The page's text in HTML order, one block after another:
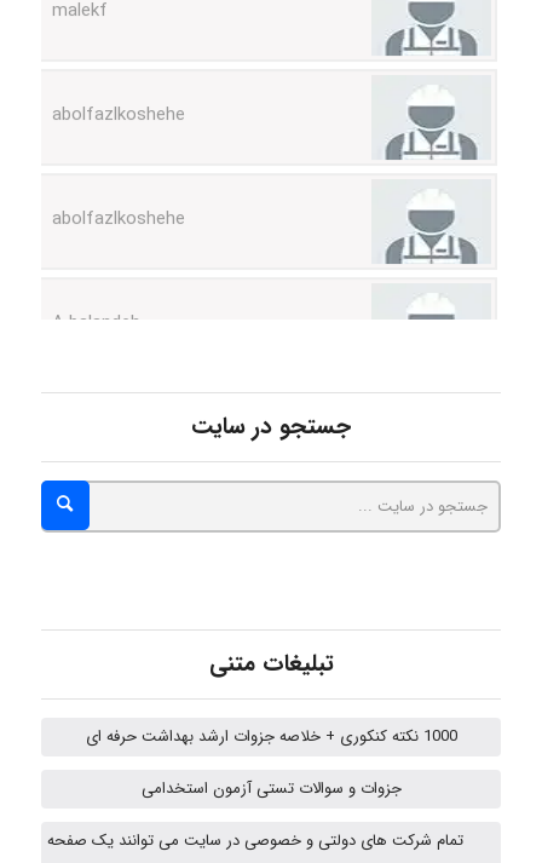
Jafar Tym
جستجو در سایت
تبلیغات متنی
1000 نکته کنکوری + خلاصه جزوات ارشد بهداشت حرفه ای
جزوات و سوالات تستی آزمون استخدامی
تمام شرکت های دولتی و خصوصی در سایت می توانند یک صفحه